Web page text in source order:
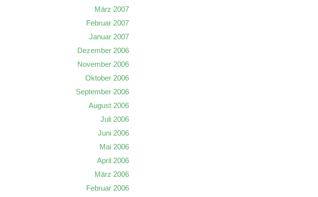
März 2007
Februar 2007
Januar 2007
Dezember 2006
November 2006
Oktober 2006
September 2006
August 2006
Juli 2006
Juni 2006
Mai 2006
April 2006
März 2006
Februar 2006